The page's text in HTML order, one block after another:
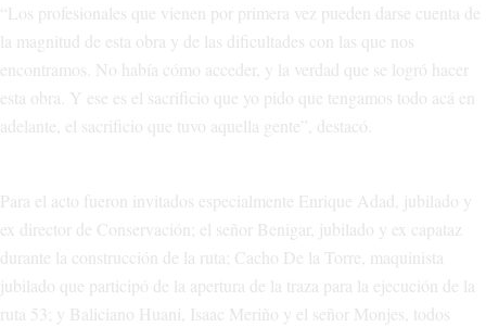
“Los profesionales que vienen por primera vez pueden darse cuenta de
la magnitud de esta obra y de las dificultades con las que nos
encontramos. No había cómo acceder, y la verdad que se logró hacer
esta obra. Y ese es el sacrificio que yo pido que tengamos todo acá en
adelante, el sacrificio que tuvo aquella gente”, destacó.
Para el acto fueron invitados especialmente Enrique Adad, jubilado y
ex director de Conservación; el señor Benigar, jubilado y ex capataz
durante la construcción de la ruta; Cacho De la Torre, maquinista
jubilado que participó de la apertura de la traza para la ejecución de la
ruta 53; y Baliciano Huani, Isaac Meriño y el señor Monjes, todos